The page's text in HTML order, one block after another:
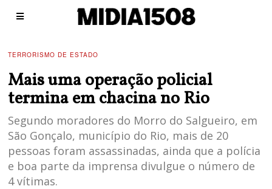
TERRORISMO DE ESTADO
Mais uma operação policial
termina em chacina no Rio
Segundo moradores do Morro do Salgueiro, em
São Gonçalo, município do Rio, mais de 20
pessoas foram assassinadas, ainda que a polícia
e boa parte da imprensa divulgue o número de
4 vítimas.